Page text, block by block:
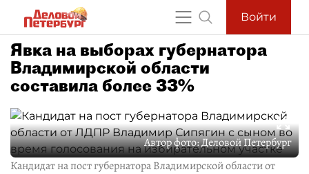
Войти
Явка на выборах губернатора
Владимирской области
составила более 33%
Автор фото:Деловой Петербург
Кандидат на пост губернатора Владимирской области от